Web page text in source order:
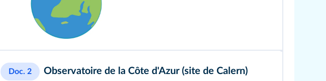
Doc. 2
Observatoire de la Côte d'Azur (site de Calern)